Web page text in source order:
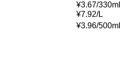
¥3.67/330ml
¥7.92/L
¥3.96/500ml